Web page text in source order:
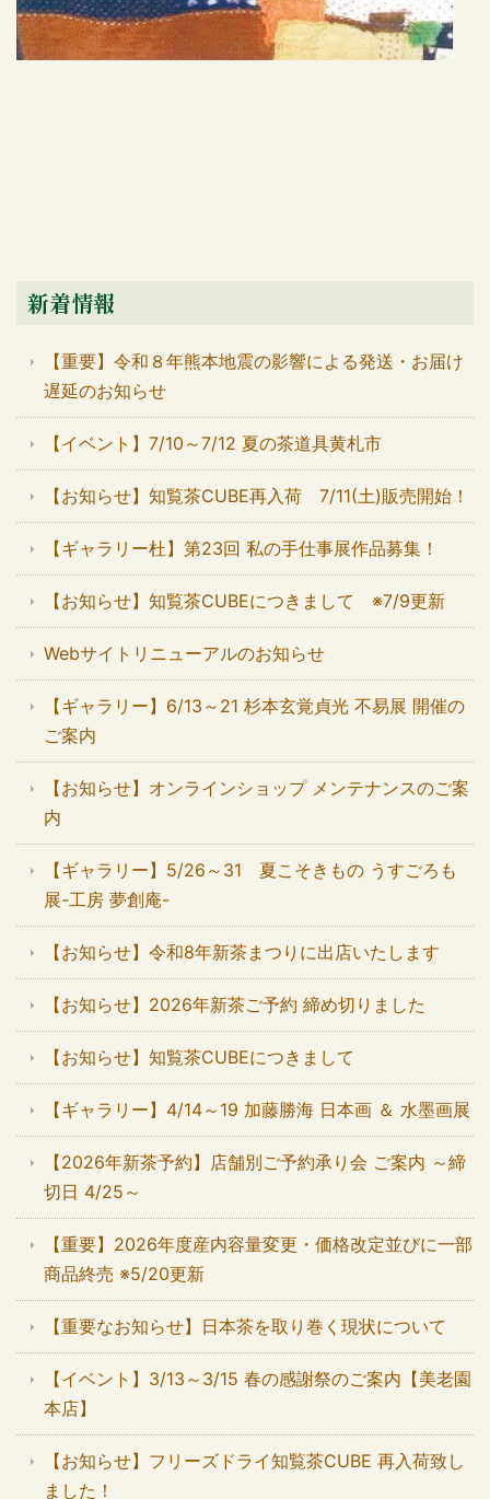
新着情報
【重要】令和８年熊本地震の影響による発送・お届け
遅延のお知らせ
【イベント】7/10～7/12 夏の茶道具黄札市
【お知らせ】知覧茶CUBE再入荷 7/11(土)販売開始！
【ギャラリー杜】第23回 私の手仕事展作品募集！
【お知らせ】知覧茶CUBEにつきまして ※7/9更新
Webサイトリニューアルのお知らせ
【ギャラリー】6/13～21 杉本玄覚貞光 不易展 開催の
ご案内
【お知らせ】オンラインショップ メンテナンスのご案
内
【ギャラリー】5/26～31 夏こそきもの うすごろも
展-工房 夢創庵-
【お知らせ】令和8年新茶まつりに出店いたします
【お知らせ】2026年新茶ご予約 締め切りました
【お知らせ】知覧茶CUBEにつきまして
【ギャラリー】4/14～19 加藤勝海 日本画 ＆ 水墨画展
【2026年新茶予約】店舗別ご予約承り会 ご案内 ～締
切日 4/25～
【重要】2026年度産内容量変更・価格改定並びに一部
商品終売 ※5/20更新
【重要なお知らせ】日本茶を取り巻く現状について
【イベント】3/13～3/15 春の感謝祭のご案内【美老園
本店】
【お知らせ】フリーズドライ知覧茶CUBE 再入荷致し
ました！